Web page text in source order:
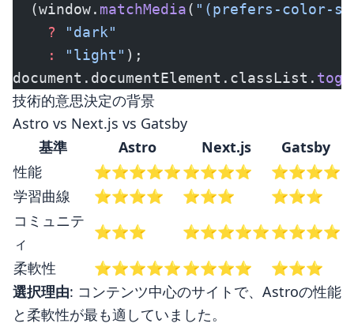
  (window.
matchMedia( "(prefers-color-
    ?
"dark"
    :
"light" );
document.documentElement.classList.
技術的意思決定の背景
Astro vs Next.js vs Gatsby
基準
Astro Next.js
Gatsby
性能
⭐⭐⭐⭐⭐⭐⭐⭐⭐
⭐⭐⭐⭐
学習曲線
⭐⭐⭐⭐ ⭐⭐⭐
⭐⭐⭐
コミュニテ
ィ
⭐⭐⭐ ⭐⭐⭐⭐⭐⭐⭐⭐⭐
柔軟性
⭐⭐⭐⭐⭐⭐⭐⭐⭐
⭐⭐⭐
選択理由: コンテンツ中心のサイトで、Astroの性能
と柔軟性が最も適していました。